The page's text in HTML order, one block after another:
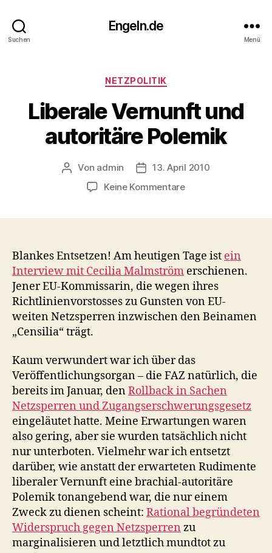
Suchen
Engeln.de
Menü
Kategorien
NETZPOLITIK
Liberale Vernunft und
autoritäre Polemik
Beitragsautor
Von admin Veröffentlichungsdatum
13. April 2010
Keine Kommentarezu
Polemik
Blankes Entsetzen! Am heutigen Tage ist ein
Interview mit Cecilia Malmström erschienen.
Jener EU-Kommissarin, die wegen ihres
Richtlinienvorstosses zu Gunsten von EU-
weiten Netzsperren inzwischen den Beinamen
„Censilia“ trägt.
Kaum verwundert war ich über das
Veröffentlichungsorgan – die FAZ natürlich, die
bereits im Januar, denRollback in Sachen
Netzsperren und Zugangserschwerungsgesetz
eingeläutet hatte. Meine Erwartungen waren
also gering, aber sie wurden tatsächlich nicht
nur unterboten. Vielmehr war ich entsetzt
darüber, wie anstatt der erwarteten Rudimente
liberaler Vernunft eine brachial-autoritäre
Polemik tonangebend war, die nur einem
Zweck zu dienen scheint: Rational begründeten
Widerspruch gegen Netzsperren zu
marginalisieren und letztlich mundtot zu